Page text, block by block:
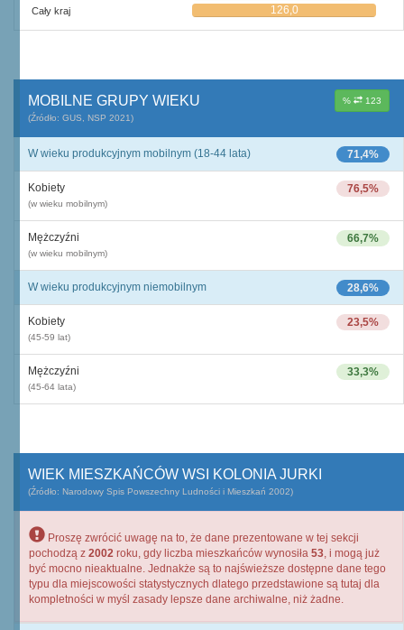
Cały kraj 126,0
% 123
MOBILNE GRUPY WIEKU
(Źródło: GUS, NSP 2021)
71,4%
W wieku produkcyjnym mobilnym (18-44 lata)
76,5%
Kobiety
(w wieku mobilnym)
66,7%
Mężczyźni
(w wieku mobilnym)
28,6%
W wieku produkcyjnym niemobilnym
23,5%
Kobiety
(45-59 lat)
33,3%
Mężczyźni
(45-64 lata)
WIEK MIESZKAŃCÓW WSI KOLONIA JURKI
(Źródło: Narodowy Spis Powszechny Ludności i Mieszkań 2002)
Proszę zwrócić uwagę na to, że dane prezentowane w tej sekcji
pochodzą z 2002 roku, gdy liczba mieszkańców wynosiła 53, i mogą już
być mocno nieaktualne. Jednakże są to najświeższe dostępne dane tego
typu dla miejscowości statystycznych dlatego przedstawione są tutaj dla
kompletności w myśl zasady lepsze dane archiwalne, niż żadne.